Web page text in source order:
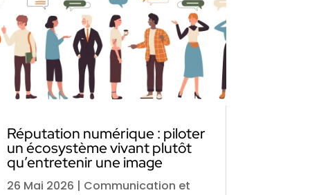
Réputation numérique : piloter
un écosystème vivant plutôt
qu’entretenir une image
26 Mai 2026 | Communication et